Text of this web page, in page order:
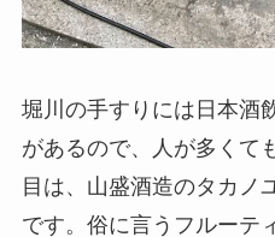
堀川の手すりには日本酒
があるので、人が多くて
目は、山盛酒造のタカノ
です。俗に言うフルーテ